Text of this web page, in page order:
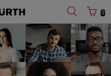
0